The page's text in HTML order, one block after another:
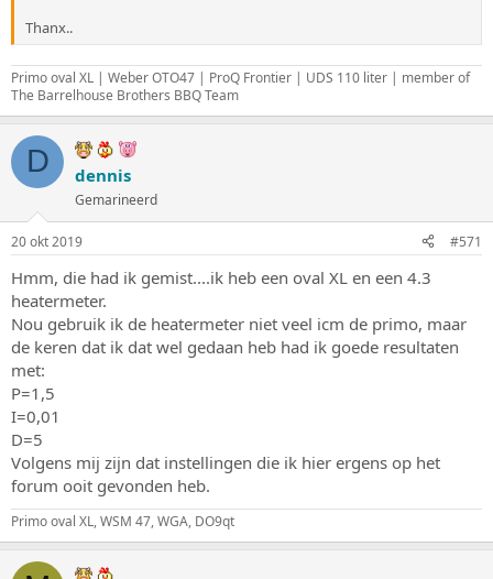
Thanx..
Primo oval XL | Weber OTO47 | ProQ Frontier | UDS 110 liter | member of
The Barrelhouse Brothers BBQ Team
D dennis
Gemarineerd
20 okt 2019 #571
Hmm, die had ik gemist....ik heb een oval XL en een 4.3
heatermeter.
Nou gebruik ik de heatermeter niet veel icm de primo, maar
de keren dat ik dat wel gedaan heb had ik goede resultaten
met:
P=1,5
I=0,01
D=5
Volgens mij zijn dat instellingen die ik hier ergens op het
forum ooit gevonden heb.
Primo oval XL, WSM 47, WGA, DO9qt